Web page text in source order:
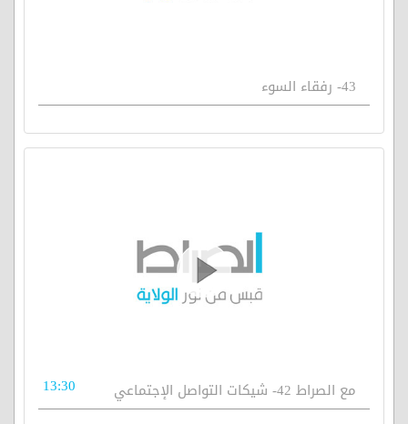
43- رفقاء السوء
مع الصراط 42- شيكات التواصل الإجتماعي 13:30